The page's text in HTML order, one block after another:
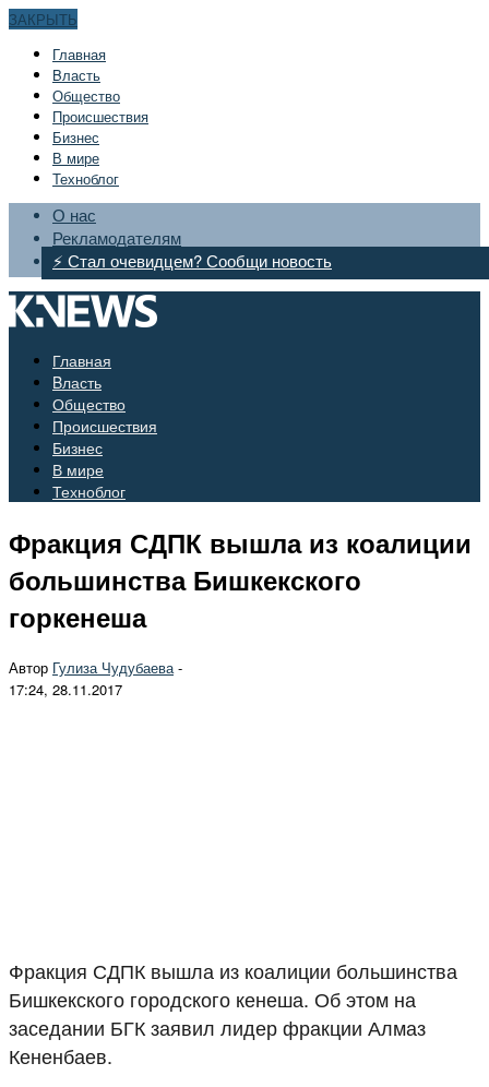
ЗАКРЫТЬ
Главная
Bласть
Общество
Происшествия
Бизнес
В мире
Техноблог
О нас
Рекламодателям
⚡ Стал очевидцем? Сообщи новость
Главная
Bласть
Общество
Происшествия
Бизнес
В мире
Техноблог
Фракция СДПК вышла из коалиции
большинства Бишкекского
горкенеша
Автор Гулиза Чудубаева-
17:24, 28.11.2017
Фракция СДПК вышла из коалиции большинства
Бишкекского городского кенеша. Об этом на
заседании БГК заявил лидер фракции Алмаз
Кененбаев.